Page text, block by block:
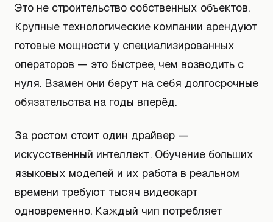
Это не строительство собственных объектов.
Крупные технологические компании арендуют
готовые мощности у специализированных
операторов — это быстрее, чем возводить с
нуля. Взамен они берут на себя долгосрочные
обязательства на годы вперёд.
За ростом стоит один драйвер —
искусственный интеллект. Обучение больших
языковых моделей и их работа в реальном
времени требуют тысяч видеокарт
одновременно. Каждый чип потребляет